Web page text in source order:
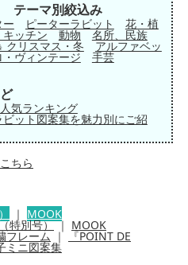
テーマ別絞込み
ー ピーターラビット 花・植
ッチン 動物 名所、民族
クリスマス・冬 アルファベッ
ヴィンテージ 手芸
気ランキング
ット図案集を魅力別にご紹
ちら
｜ MOOK
特別号）｜ MOOK
フレーム｜ 『POINT DE
ミニ図案集